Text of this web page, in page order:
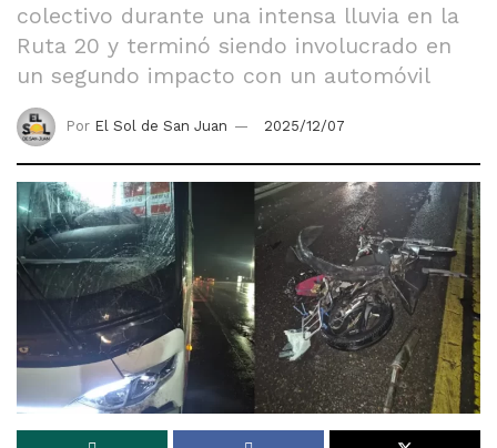
colectivo durante una intensa lluvia en la
Ruta 20 y terminó siendo involucrado en
un segundo impacto con un automóvil
Por El Sol de San Juan 2025/12/07